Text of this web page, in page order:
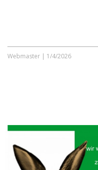
Webmaster | 1/4/2026